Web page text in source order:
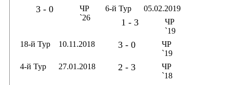
3 - 0
ЧР
`26
6-й Тур 05.02.2019
1 - 3
ЧР
`19
18-й Тур
10.11.2018 3 - 0
ЧР
`19
4-й Тур
27.01.2018 2 - 3
ЧР
`18